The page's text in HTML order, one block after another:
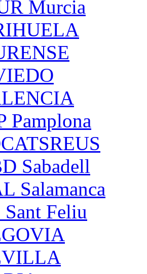
Murcia
Pamplona
Sabadell
Salamanca
Feliu